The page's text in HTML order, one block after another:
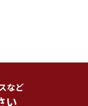
など
い